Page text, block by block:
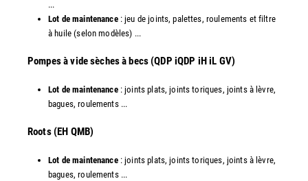
...
Lot de maintenance: jeu de joints, palettes, roulements et filtre
à huile (selon modèles) ...
​Pompes à vide sèches à becs (QDP iQDP iH iL GV)
Lot de maintenance: joints plats, joints toriques, joints à lèvre,
bagues, roulements ...
Roots (EH QMB)
Lot de maintenance : joints plats, joints toriques, joints à lèvre,
bagues, roulements ...